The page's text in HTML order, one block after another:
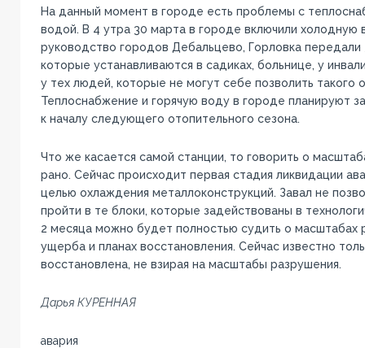
На данный момент в городе есть проблемы с
водой. В 4 утра 30 марта в городе включили холодную
руководство городов Дебальцево, Горловка передали
которые устанавливаются в садиках, больнице, у
у тех людей, которые не могут себе позволить такого
Теплоснабжение и горячую воду в городе планируют
к началу следующего отопительного сезона.
Что же касается самой станции, то говорить о
рано. Сейчас происходит первая стадия ликвидации
целью охлаждения металлоконструкций. Завал не
пройти в те блоки, которые задействованы в
2 месяца можно будет полностью судить о масштабах
ущерба и планах восстановления. Сейчас известно
восстановлена, не взирая на масштабы разрушения.
Дарья КУРЕННАЯ
авария